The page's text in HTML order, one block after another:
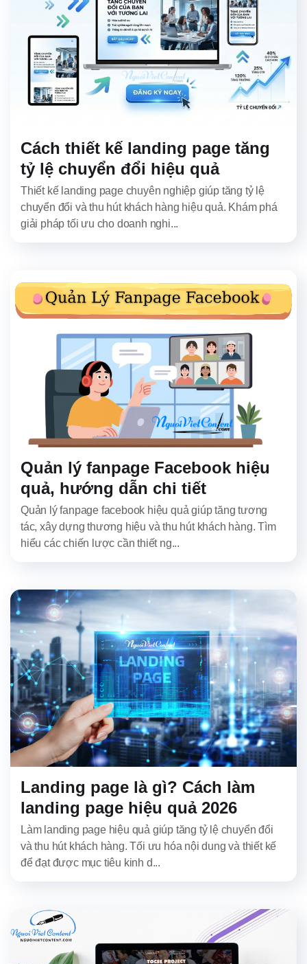
Cách thiết kế landing page tăng
tỷ lệ chuyển đổi hiệu quả
Thiết kế landing page chuyên nghiệp giúp tăng tỷ lệ
chuyển đổi và thu hút khách hàng hiệu quả. Khám phá
giải pháp tối ưu cho doanh nghi...
Quản lý fanpage Facebook hiệu
quả, hướng dẫn chi tiết
Quản lý fanpage facebook hiệu quả giúp tăng tương
tác, xây dựng thương hiệu và thu hút khách hàng. Tìm
hiểu các chiến lược cần thiết ng...
Landing page là gì? Cách làm
landing page hiệu quả 2026
Làm landing page hiệu quả giúp tăng tỷ lệ chuyển đổi
và thu hút khách hàng. Tối ưu hóa nội dung và thiết kế
để đạt được mục tiêu kinh d...